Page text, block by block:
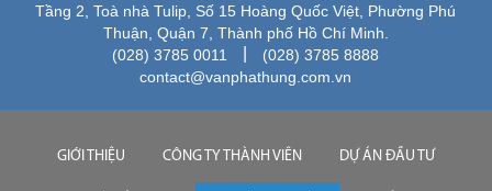
Tầng 2, Toà nhà Tulip, Số 15 Hoàng Quốc Việt, Phường Phú
Thuận, Quận 7, Thành phố Hồ Chí Minh.
(028) 3785 0011
(028) 3785 8888
contact@vanphathung.com.vn
GIỚI THIỆU CÔNG TY THÀNH VIÊN DỰ ÁN ĐẦU TƯ